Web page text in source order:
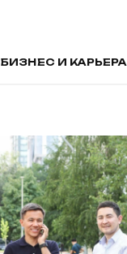
БИЗНЕС И КАРЬЕРА